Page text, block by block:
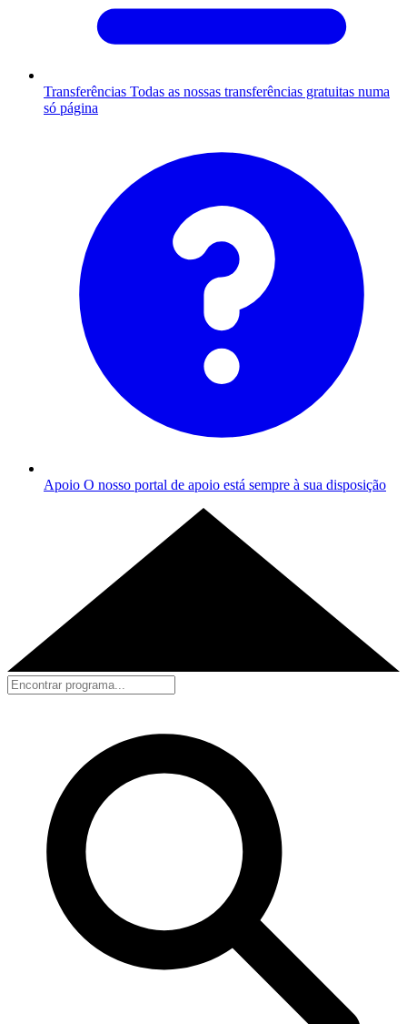
Transferências Todas as nossas transferências gratuitas numa
só página
Apoio O nosso portal de apoio está sempre à sua disposição